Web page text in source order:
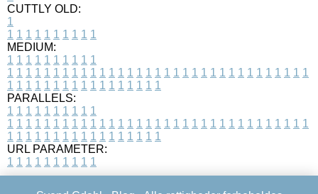
CUTTLY OLD:
1
1 1 1 1 1 1 1 1 1 1
MEDIUM:
1 1 1 1 1 1 1 1 1 1
1 1 1 1 1 1 1 1 1 1 1 1 1 1 1 1 1 1 1 1 1 1 1 1 1 1 1 1 1 1 1 1 1
1 1 1 1 1 1 1 1 1 1 1 1 1 1 1 1 1
PARALLELS:
1 1 1 1 1 1 1 1 1 1
1 1 1 1 1 1 1 1 1 1 1 1 1 1 1 1 1 1 1 1 1 1 1 1 1 1 1 1 1 1 1 1 1
1 1 1 1 1 1 1 1 1 1 1 1 1 1 1 1 1
URL PARAMETER:
1 1 1 1 1 1 1 1 1 1